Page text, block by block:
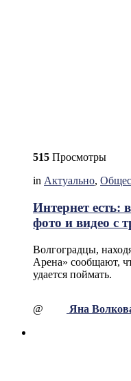
515 Просмотры
in Актуально,
Интернет есть:
фото и видео с
Волгоградцы,
Арена» сообщают,
удается поймать.
@ Яна